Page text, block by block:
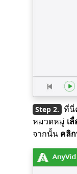
ที่นี่
หมวดหมู่ เ
จากนั้น คลิ